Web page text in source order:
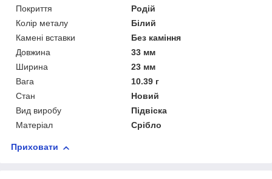
Покриття
Родій
Колір металу
Білий
Камені вставки
Без каміння
Довжина
33 мм
Ширина
23 мм
Вага
10.39 г
Стан
Новий
Вид виробу
Підвіска
Матеріал
Срібло
Приховати